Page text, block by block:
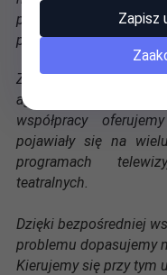
prosimy zamawiać
przynajmniej z
Zapraszamy do
agencje artystyczne,
współpracy
pojawiały się na
programach
teatralnych.
Dzięki bezpośredniej
problemu dopasujemy
Kierujemy się przy tym
Zapisz